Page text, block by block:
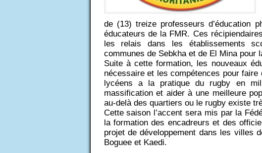
de (13) treize professeurs d’éducation
éducateurs de la FMR. Ces
les relais dans les établissements
communes de Sebkha et de El Mina pour
Suite à cette formation, les nouveaux
nécessaire et les compétences pour
lycéens a la pratique du rugby en
massification et aider à une meilleure
au-delà des quartiers ou le rugby existe
Cette saison l’accent sera mis par la
la formation des encadreurs et des
projet de développement dans les villes
Boguee et Kaedi.